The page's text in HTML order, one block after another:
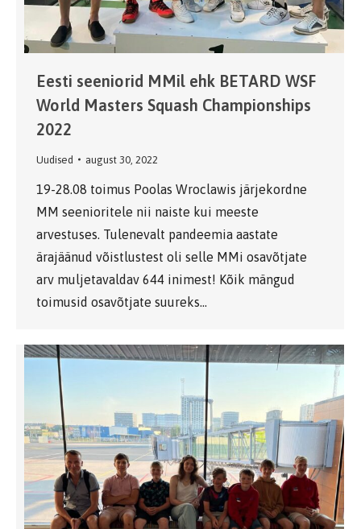
Eesti seeniorid MMil ehk BETARD WSF
World Masters Squash Championships
2022
Uudised august 30, 2022
19-28.08 toimus Poolas Wroclawis järjekordne
MM seenioritele nii naiste kui meeste
arvestuses. Tulenevalt pandeemia aastate
ärajäänud võistlustest oli selle MMi osavõtjate
arv muljetavaldav 644 inimest! Kõik mängud
toimusid osavõtjate suureks…